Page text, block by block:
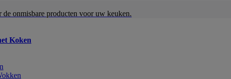
onmisbare producten voor uw keuken.
Koken